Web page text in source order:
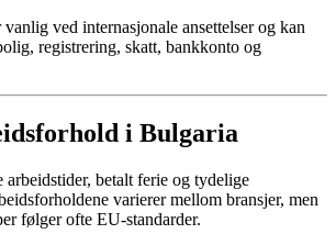
ved internasjonale ansettelser og kan
registrering, skatt, bankkonto og
i Bulgaria
arbeidstider, betalt ferie og tydelige
varierer mellom bransjer, men
følger ofte EU-standarder.